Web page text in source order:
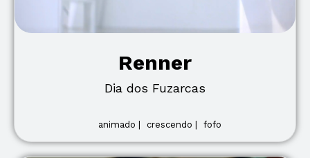
Renner
Dia dos Fuzarcas
animado | crescendo | fofo